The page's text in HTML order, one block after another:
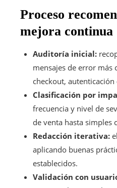
Proceso
mejora continua
Auditoría inicial:
mensajes de error más
checkout, autenticación
Clasificación por
frecuencia y nivel de
de venta hasta simples
Redacción iterativa:
aplicando buenas
establecidos.
Validación con